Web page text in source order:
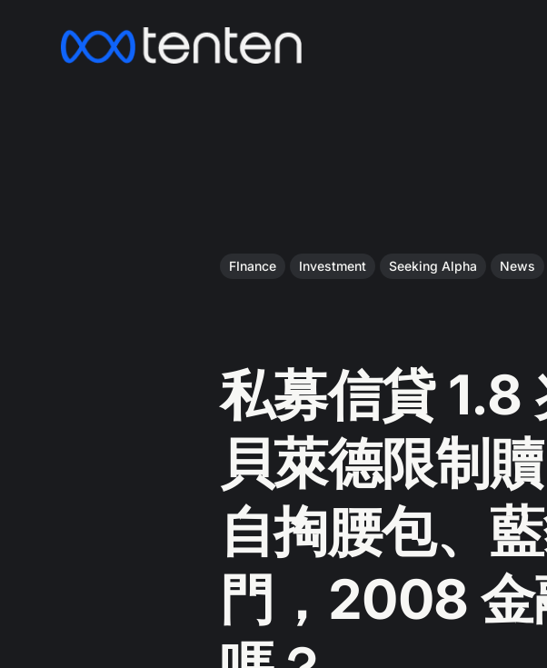
FInance Investment Seeking Alpha News
私募信貸 1.8
貝萊德限制
自掏腰包、
門，2008